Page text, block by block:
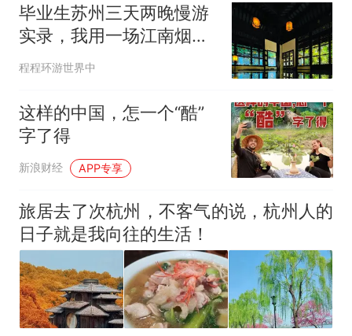
毕业生苏州三天两晚慢游
实录，我用一场江南烟雨
告别青春
程程环游世界中
这样的中国，怎一个“酷”
字了得
新浪财经 APP专享
旅居去了次杭州，不客气的说，杭州人的
日子就是我向往的生活！